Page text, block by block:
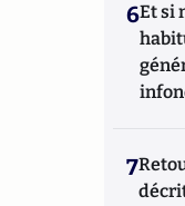
6Et si
7